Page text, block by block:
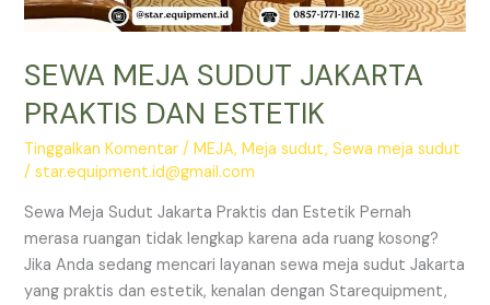
SEWA MEJA SUDUT JAKARTA
PRAKTIS DAN ESTETIK
Tinggalkan Komentar /MEJA,Meja sudut,Sewa meja sudut
/star.equipment.id@gmail.com
Sewa Meja Sudut Jakarta Praktis dan Estetik Pernah
merasa ruangan tidak lengkap karena ada ruang kosong?
Jika Anda sedang mencari layanan sewa meja sudut Jakarta
yang praktis dan estetik, kenalan dengan Starequipment,